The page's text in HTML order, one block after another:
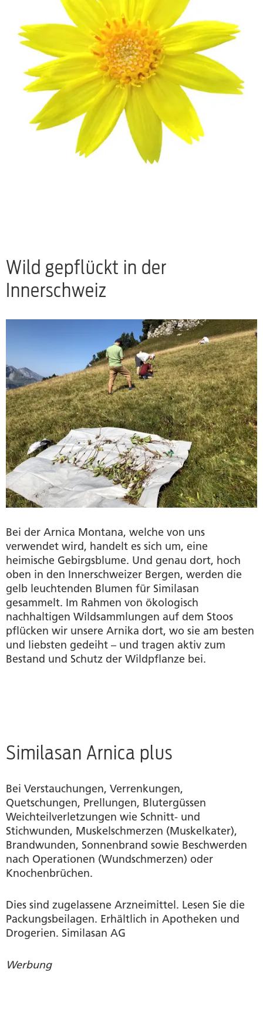
Wild gepflückt in der
Innerschweiz
Bei der Arnica Montana, welche von uns
verwendet wird, handelt es sich um, eine
heimische Gebirgsblume. Und genau dort, hoch
oben in den Innerschweizer Bergen, werden die
gelb leuchtenden Blumen für Similasan
gesammelt. Im Rahmen von ökologisch
nachhaltigen Wildsammlungen auf dem Stoos
pflücken wir unsere Arnika dort, wo sie am besten
und liebsten gedeiht – und tragen aktiv zum
Bestand und Schutz der Wildpflanze bei.
Similasan Arnica plus
Bei Verstauchungen, Verrenkungen,
Quetschungen, Prellungen, Blutergüssen
Weichteilverletzungen wie Schnitt- und
Stichwunden, Muskelschmerzen (Muskelkater),
Brandwunden, Sonnenbrand sowie Beschwerden
nach Operationen (Wundschmerzen) oder
Knochenbrüchen.
Dies sind zugelassene Arzneimittel. Lesen Sie die
Packungsbeilagen. Erhältlich in Apotheken und
Drogerien. Similasan AG
Werbung